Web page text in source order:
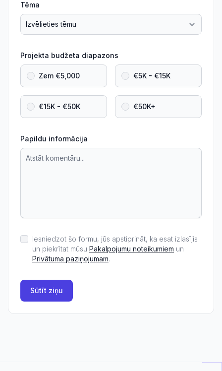
Tēma
Projekta budžeta diapazons
Zem €5,000 €5K - €15K
€15K - €50K €50K+
Papildu informācija
Iesniedzot šo formu, jūs apstiprināt, ka esat izlasījis
un piekrītat mūsu Pakalpojumu noteikumiem un
Privātuma paziņojumam.
Sūtīt ziņu